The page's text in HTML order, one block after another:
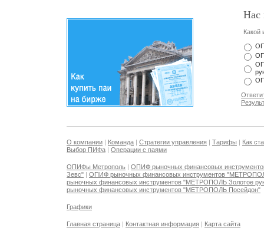
Нас
Какой
О компании | Команда | Стратегии управления | Тарифы | Как
Выбор ПИФа | Операции с паями
ОПИФы Метрополь | ОПИФ рыночных финансовых
Зевс" | ОПИФ рыночных финансовых инструментов
рыночных финансовых инструментов "МЕТРОПОЛЬ Золотое
рыночных финансовых инструментов "МЕТРОПОЛЬ Посейдон"
Графики
Главная страница | Контактная информация | Карта сайта